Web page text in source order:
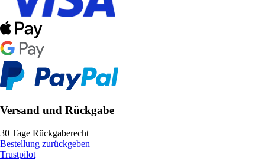
Versand und Rückgabe
30 Tage Rückgaberecht
Bestellung zurückgeben
Trustpilot